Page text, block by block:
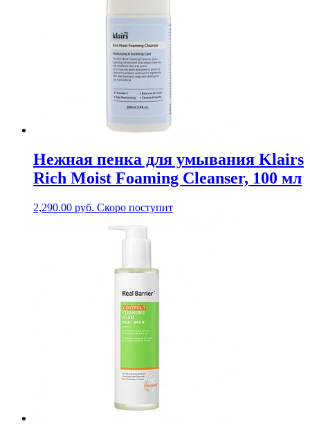
Нежная пенка для умывания Klairs
Rich Moist Foaming Cleanser, 100 мл
2,290.00 руб. Скоро поступит